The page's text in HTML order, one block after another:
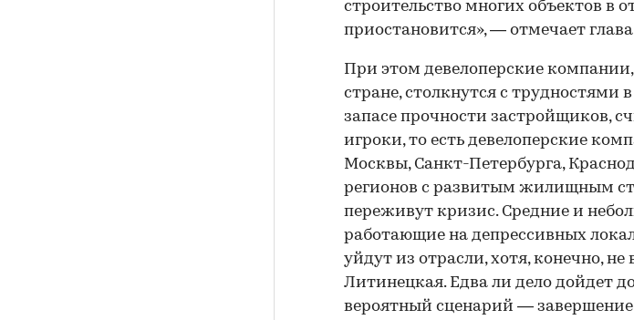
строительство многих объектов в
приостановится», — отмечает
При этом девелоперские
стране, столкнутся с трудностями
запасе прочности застройщиков,
игроки, то есть девелоперские
Москвы, Санкт-Петербурга,
регионов с развитым жилищным
переживут кризис. Средние и
работающие на депрессивных
уйдут из отрасли, хотя, конечно,
Литинецкая. Едва ли дело дойдет
вероятный сценарий —